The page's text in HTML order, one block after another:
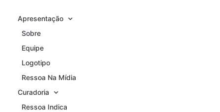
Apresentação
Sobre
Equipe
Logotipo
Ressoa Na Mídia
Curadoria
Ressoa Indica